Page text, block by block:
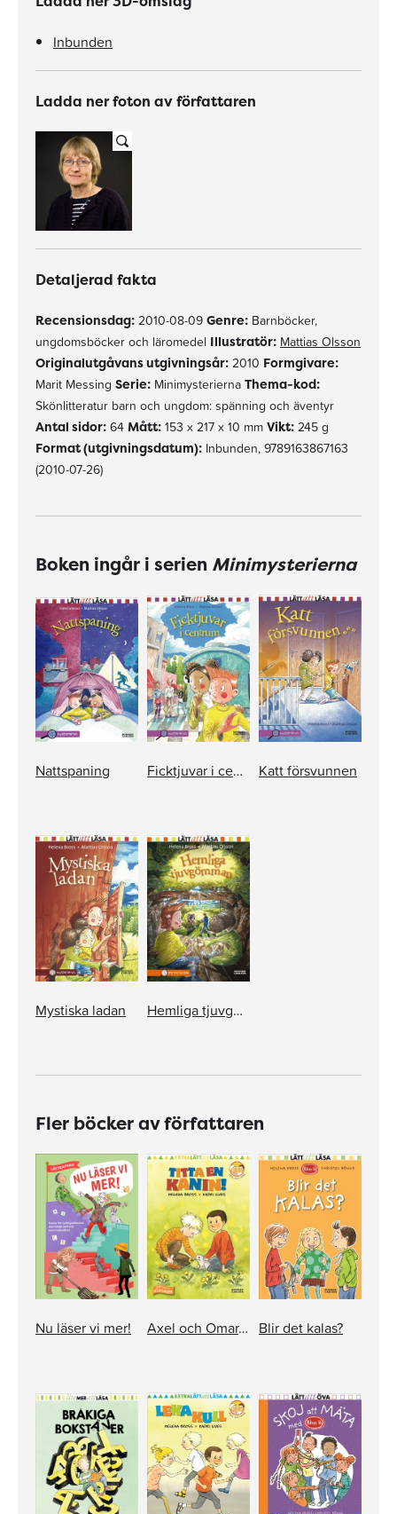
Inbunden
Ladda ner foton av författaren
Detaljerad fakta
Recensionsdag: 2010-08-09 Genre: Barnböcker,
ungdomsböcker och läromedel Illustratör: Mattias Olsson
Originalutgåvans utgivningsår: 2010 Formgivare:
Marit Messing Serie: Minimysterierna Thema-kod:
Skönlitteratur barn och ungdom: spänning och äventyr
Antal sidor: 64 Mått: 153 x 217 x 10 mm Vikt: 245 g
Format (utgivningsdatum): Inbunden, 9789163867163
(2010-07-26)
Boken ingår i serien Minimysterierna
Nattspaning Ficktjuvar i centrum Katt försvunnen
Mystiska ladan Hemliga tjuvgömman
Fler böcker av författaren
Nu läser vi mer! Axel och Omar. Titta en kanin! Blir det kalas?